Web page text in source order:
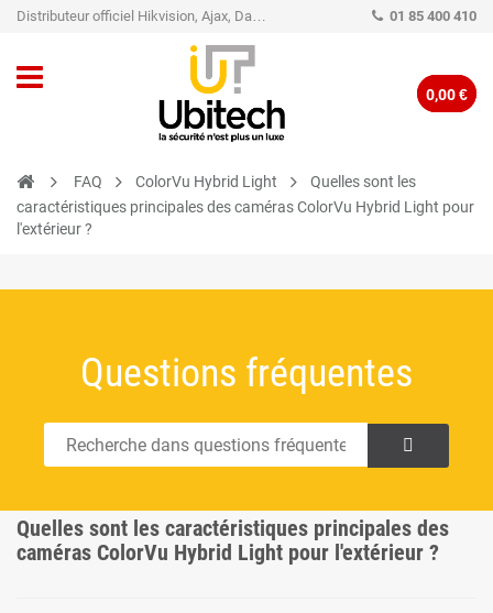
Distributeur officiel Hikvision, Ajax, Dahua, TP-Link - Caméra de vidéo surveillance - Alarme 01 85 400 410
0,00 €
FAQ ColorVu Hybrid Light
Quelles sont les
caractéristiques principales des caméras ColorVu Hybrid Light pour
l'extérieur ?
Questions fréquentes
Quelles sont les caractéristiques principales des
caméras ColorVu Hybrid Light pour l'extérieur ?